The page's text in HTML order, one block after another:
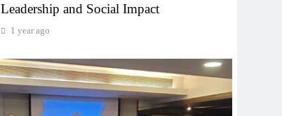
Leadership and Social Impact
1 year ago